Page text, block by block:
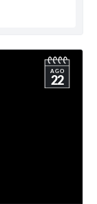
AGO
22